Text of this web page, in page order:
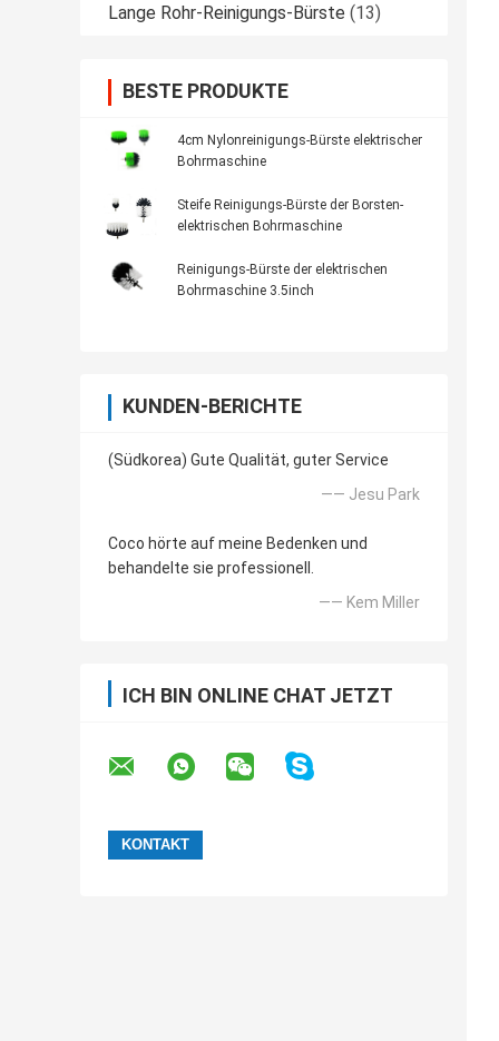
Lange Rohr-Reinigungs-Bürste (13)
BESTE PRODUKTE
4cm Nylonreinigungs-Bürste elektrischer
Bohrmaschine
Steife Reinigungs-Bürste der Borsten-
elektrischen Bohrmaschine
Reinigungs-Bürste der elektrischen
Bohrmaschine 3.5inch
KUNDEN-BERICHTE
(Südkorea) Gute Qualität, guter Service
—— Jesu Park
Coco hörte auf meine Bedenken und
behandelte sie professionell.
—— Kem Miller
ICH BIN ONLINE CHAT JETZT